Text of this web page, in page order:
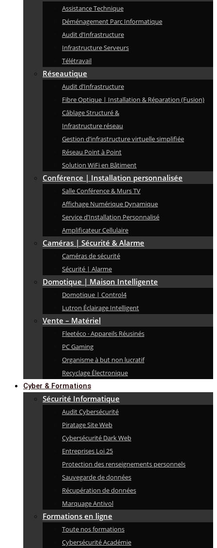
Assistance Technique
Déménagement Parc Informatique
Audit d’Infrastructure
Infrastructure Serveurs
Télétravail
Réseautique
Audit d’Infrastructure
Fibre Optique | Installation & Réparation (Fusion)
Câblage Structuré &
Infrastructure réseau
Gestion d’infrastructure virtuelle simplifiée
Réseau Point à Point
Solution WiFi en Bâtiment
Conférence | Installation personnalisée
Salle Conférence & Murs TV
Affichage Numérique Dynamique
Service d’Installation Personnalisé
Amplificateur Cellulaire
Caméras | Sécurité & Alarme
Caméras de sécurité
Sécurité | Alarme
Domotique | Maison Intelligente
Domotique | Control4
Lutron Éclairage Intelligent
Vente – Matériel
Fleetéco · Appareils Réusinés
PC Gaming
Organisme à but non lucratif
Recyclage Électronique
Cyber & Formations
Sécurité Informatique
Audit Cybersécurité
Piratage Site Web
Cybersécurité Dark Web
Entreprises Loi 25
Protection des renseignements personnels
Sauvegarde de données
Récupération de données
Marquage Antivol
Formations en ligne
Toute nos formations
Cybersécurité Académie